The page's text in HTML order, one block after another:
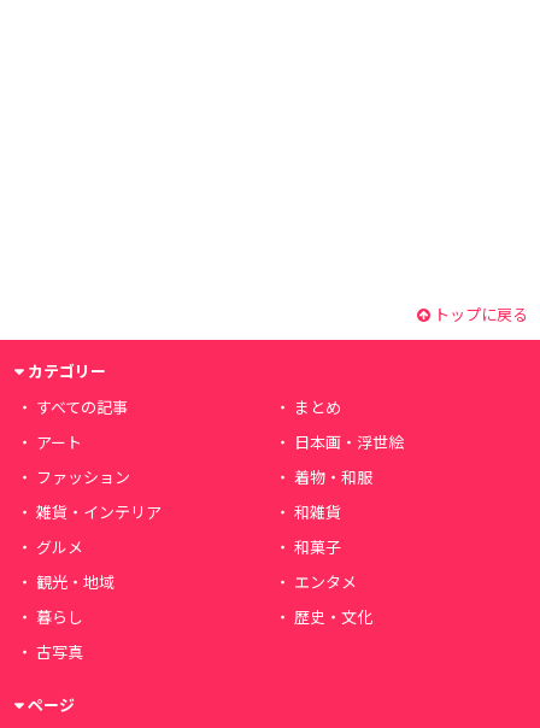
トップに戻る
カテゴリー
すべての記事
まとめ
アート
日本画・浮世絵
ファッション
着物・和服
雑貨・インテリア
和雑貨
グルメ
和菓子
観光・地域
エンタメ
暮らし
歴史・文化
古写真
ページ